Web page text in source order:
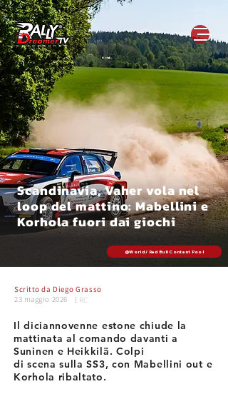
Scandinavia, Vaher vola nel
loop del mattino: Mabellini e
Korhola fuori dai giochi
@World / Red Bull Content Pool
Scritto da Diego Grasso
23 maggio 2026
ERC
Il diciannovenne estone chiude la
mattinata al comando davanti a
Suninen e Heikkilä. Colpi
di scena sulla SS3, con Mabellini out e
Korhola ribaltato.